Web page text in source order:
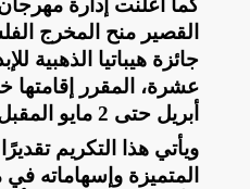
كما أعلنت إدارة
القصير منح المخرج
جائزة هيباتيا الذهبية
أبريل حتى 2 مايو المقبل
ويأتي هذا التكريم
المتميزة وإسهاماته